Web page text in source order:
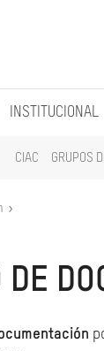
INSTITUCIONAL
CIAC GRUPOS
DE